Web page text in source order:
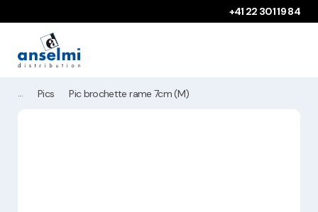
+41 22 301 19 84
Pics Pic brochette rame 7cm (M)